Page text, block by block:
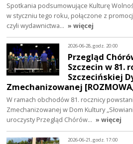
Spotkania podsumowujące Kulturę
w styczniu tego roku, połączone z
czyli wydawnictwa… » więcej
2026-06-28, godz. 20:00
Przegląd
Szczecin w 81.
Szczecińskiej
Zmechanizowanej [ROZMOWA,
W ramach obchodów 81. rocznicy
Zmechanizowanej w Dom Kultury
uroczysty Przegląd Chórów… » więcej
2026-06-21, godz. 17:00